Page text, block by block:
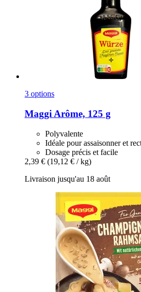
3 options
Maggi Arôme, 125 g
Polyvalente
Idéale pour assaisonner et
Dosage précis et facile
2,39 € (19,12 € / kg)
Livraison jusqu'au 18 août